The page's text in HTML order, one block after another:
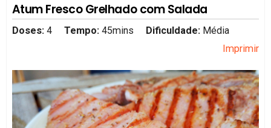
Atum Fresco Grelhado com Salada
Doses: 4 Tempo: 45mins Dificuldade: Média
Imprimir